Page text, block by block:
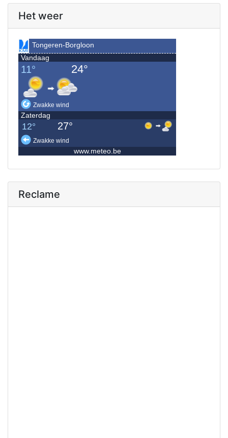
Het weer
Reclame